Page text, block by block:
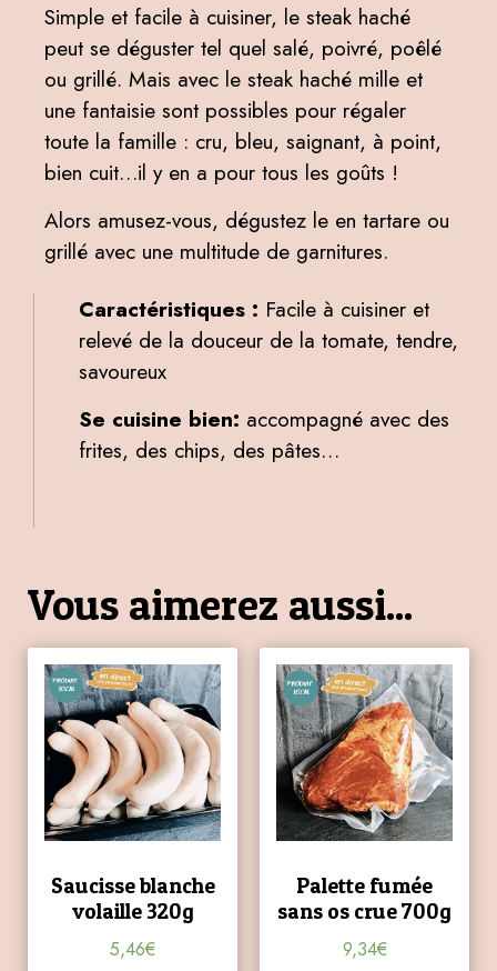
Simple et facile à cuisiner, le steak haché
peut se déguster tel quel salé, poivré, poêlé
ou grillé. Mais avec le steak haché mille et
une fantaisie sont possibles pour régaler
toute la famille : cru, bleu, saignant, à point,
bien cuit…il y en a pour tous les goûts !
Alors amusez-vous, dégustez le en tartare ou
grillé avec une multitude de garnitures.
Caractéristiques : Facile à cuisiner et
relevé de la douceur de la tomate, tendre,
savoureux
Se cuisine bien: accompagné avec des
frites, des chips, des pâtes…
Vous aimerez aussi...
Saucisse blanche
volaille 320g
5,46€
Palette fumée
sans os crue 700g
9,34€